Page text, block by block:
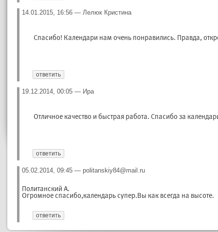
14.01.2015, 16:56 — Лелюк Кристина
Спасибо! Календари нам очень понравились. Правда,
ответить
19.12.2014, 00:05 — Ира
Отличное качество и быстрая работа. Спасибо за
ответить
05.02.2014, 09:45 — politanskiy84@mail.ru
Политанский А.
Огромное спасибо,календарь супер.Вы как всегда на высоте.
ответить